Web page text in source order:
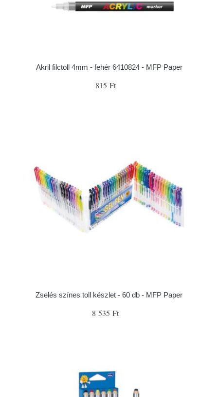
Akril filctoll 4mm - fehér 6410824 - MFP Paper
815 Ft
Zselés színes toll készlet - 60 db - MFP Paper
8 535 Ft